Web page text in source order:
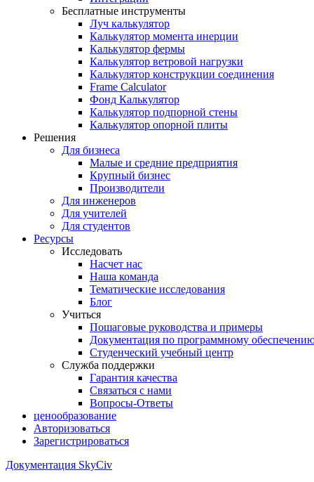
Бесплатные инструменты
Луч калькулятор
Калькулятор момента инерции
Калькулятор фермы
Калькулятор ветровой нагрузки
Калькулятор конструкции соединения
Frame Calculator
Фонд Калькулятор
Калькулятор подпорной стены
Калькулятор опорной плиты
Решения
Для бизнеса
Малые и средние предприятия
Крупный бизнес
Производители
Для инженеров
Для учителей
Для студентов
Ресурсы
Исследовать
Насчет нас
Наша команда
Тематические исследования
Блог
Учиться
Пошаговые руководства и примеры
Документация по программному
Студенческий учебный центр
Служба поддержки
Гарантия качества
Связаться с нами
Вопросы-Ответы
ценообразование
Авторизоваться
Зарегистрироваться
Документация SkyCiv